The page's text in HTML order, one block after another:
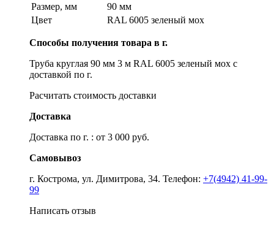
Размер, мм
90 мм
Цвет
RAL 6005 зеленый мох
Способы получения товара в г.
Труба круглая 90 мм 3 м RAL 6005 зеленый мох с
доставкой по г.
Расчитать стоимость доставки
Доставка
Доставка по г. : от 3 000 руб.
Самовывоз
г. Кострома, ул. Димитрова, 34. Телефон: +7(4942) 41-99-
99
Написать отзыв